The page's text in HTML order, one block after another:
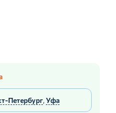
Петербург,Уфа